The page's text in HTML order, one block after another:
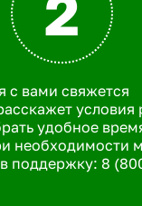
с вами свяжется
условия
удобное
необходимости
поддержку: 8